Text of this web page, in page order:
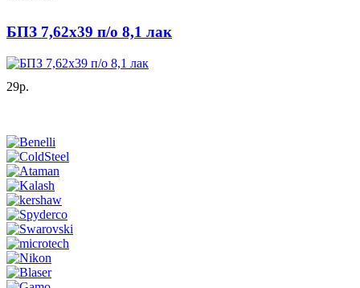
БПЗ 7,62х39 п/о 8,1 лак
29р.